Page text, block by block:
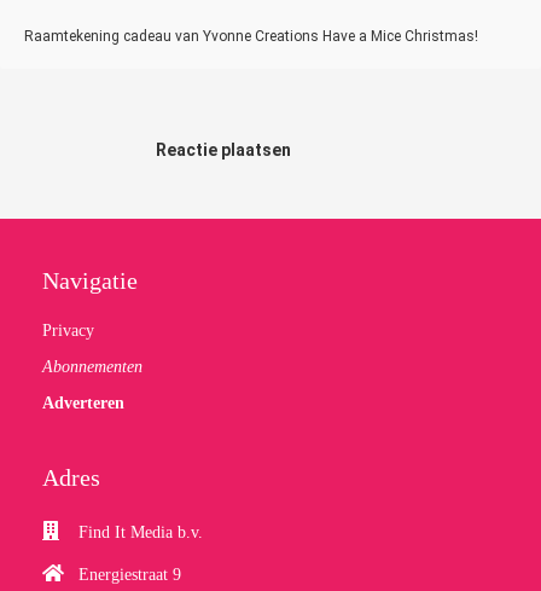
Raamtekening cadeau van Yvonne Creations Have a Mice Christmas!
Reactie plaatsen
Navigatie
Privacy
Abonnementen
Adverteren
Adres
Find It Media b.v.
Energiestraat 9